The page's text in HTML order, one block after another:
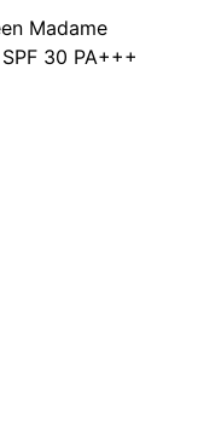
Madame
30 PA+++